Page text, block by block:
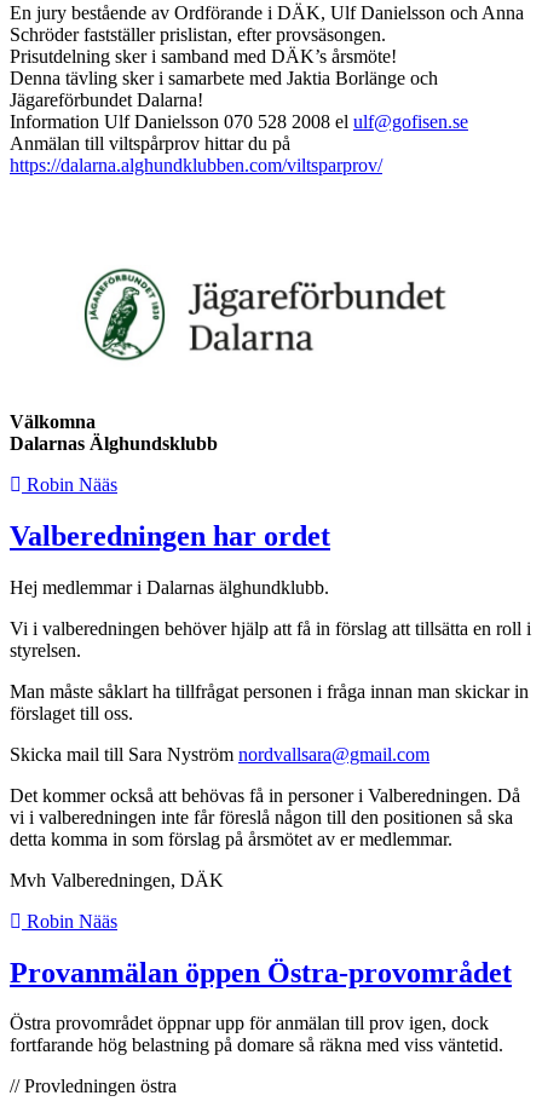
En jury bestående av Ordförande i DÄK, Ulf Danielsson och Anna
Schröder fastställer prislistan, efter provsäsongen.
Prisutdelning sker i samband med DÄK’s årsmöte!
Denna tävling sker i samarbete med Jaktia Borlänge och
Jägareförbundet Dalarna!
Information Ulf Danielsson 070 528 2008 el ulf@gofisen.se
Anmälan till viltspårprov hittar du på
https://dalarna.alghundklubben.com/viltsparprov/
Välkomna
Dalarnas Älghundsklubb
Robin Nääs
Valberedningen har ordet
Hej medlemmar i Dalarnas älghundklubb.
Vi i valberedningen behöver hjälp att få in förslag att tillsätta en roll i
styrelsen.
Man måste såklart ha tillfrågat personen i fråga innan man skickar in
förslaget till oss.
Skicka mail till Sara Nyström nordvallsara@gmail.com
Det kommer också att behövas få in personer i Valberedningen. Då
vi i valberedningen inte får föreslå någon till den positionen så ska
detta komma in som förslag på årsmötet av er medlemmar.
Mvh Valberedningen, DÄK
Robin Nääs
Provanmälan öppen Östra-provområdet
Östra provområdet öppnar upp för anmälan till prov igen, dock
fortfarande hög belastning på domare så räkna med viss väntetid.
// Provledningen östra